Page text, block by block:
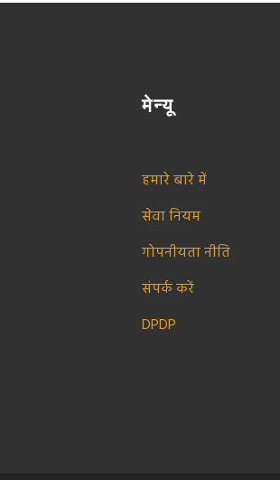
मेन्यू
हमारे बारे में
सेवा नियम
गोपनीयता नीति
संपर्क करें
DPDP